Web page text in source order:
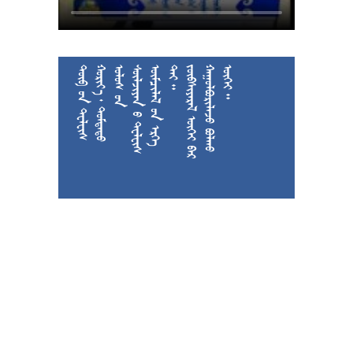

































































  






































 